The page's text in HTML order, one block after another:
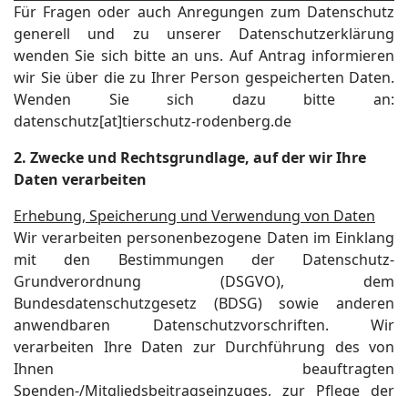
Für Fragen oder auch Anregungen zum Datenschutz
generell und zu unserer Datenschutzerklärung
wenden Sie sich bitte an uns. Auf Antrag informieren
wir Sie über die zu Ihrer Person gespeicherten Daten.
Wenden Sie sich dazu bitte an:
datenschutz[at]tierschutz-rodenberg.de
2. Zwecke und Rechtsgrundlage, auf der wir Ihre
Daten verarbeiten
Erhebung, Speicherung und Verwendung von Daten
Wir verarbeiten personenbezogene Daten im Einklang
mit den Bestimmungen der Datenschutz-
Grundverordnung (DSGVO), dem
Bundesdatenschutzgesetz (BDSG) sowie anderen
anwendbaren Datenschutzvorschriften. Wir
verarbeiten Ihre Daten zur Durchführung des von
Ihnen beauftragten
Spenden-/Mitgliedsbeitragseinzuges, zur Pflege der